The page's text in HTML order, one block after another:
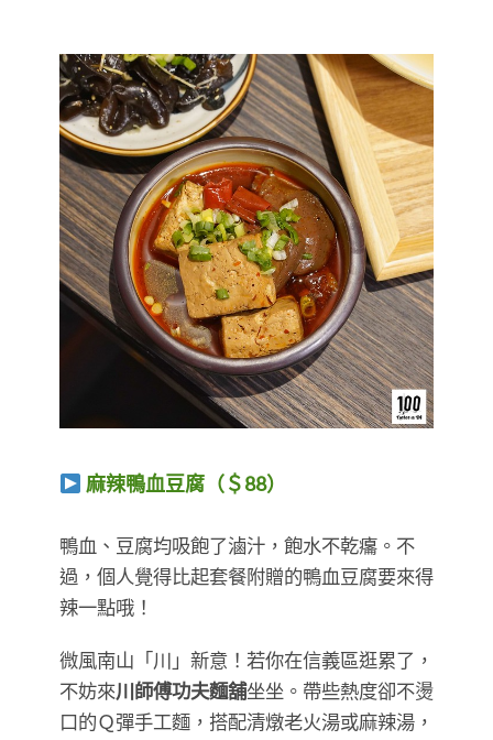
麻辣鴨血豆腐（＄88）
​​​​​​​鴨血、豆腐均吸飽了滷汁，飽水不乾癟。不
過，個人覺得比起套餐附贈的鴨血豆腐要來得
辣一點哦！
微風南山「川」新意！若你在信義區逛累了，
不妨來川師傅功夫麵舖坐坐。帶些熱度卻不燙
口的Ｑ彈手工麵，搭配清燉老火湯或麻辣湯，